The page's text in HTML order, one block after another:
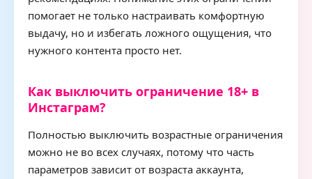
помогает не только настраивать комфортную
выдачу, но и избегать ложного ощущения, что
нужного контента просто нет.
Как выключить ограничение 18+ в
Инстаграм?
Полностью выключить возрастные ограничения
можно не во всех случаях, потому что часть
параметров зависит от возраста аккаунта,